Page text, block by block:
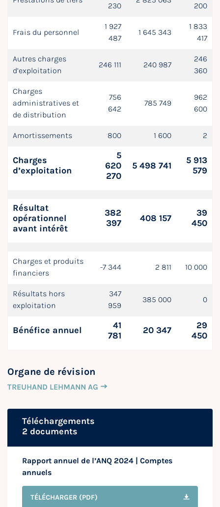
230
200
Frais du personnel
1 927
487
1 645 343
1 833
417
Autres charges
d’exploitation
246 111 240 987
246
360
Charges
administratives et
de distribution
756
642
785 749
962
600
Amortissements 800 1 600 2
Charges
d’exploitation
5
620
270
5 498 741
5 913
579
Résultat
opérationnel
avant intérêt
382
397
408 157
39
450
Charges et produits
financiers
-7 344 2 811 10 000
Résultats hors
exploitation
347
959
385 000 0
Bénéfice annuel
41
781
20 347
29
450
Organe de révision
TREUHAND LEHMANN AG
Téléchargements
2 documents
Rapport annuel de l’ANQ 2024 | Comptes
annuels
TÉLÉCHARGER (PDF)